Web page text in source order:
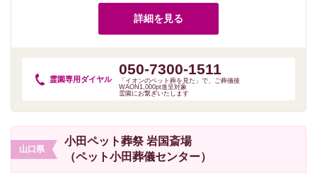
詳細を見る
霊園専用 ダイヤル
050-7300-1511
「イオンのペット葬を見た」で、ご葬儀後
WAON1,000pt進呈対象
霊園にお繋ぎいたします
山口県
小田ペット葬祭 岩国斎場
（ペット小田葬儀センター）